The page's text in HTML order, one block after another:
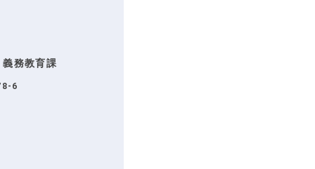
務教育課
6